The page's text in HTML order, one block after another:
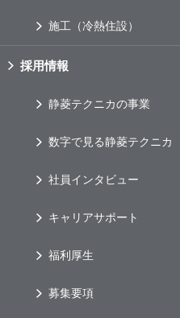
施工（冷熱住設）
採用情報
静菱テクニカの事業
数字で見る静菱テクニカ
社員インタビュー
キャリアサポート
福利厚生
募集要項